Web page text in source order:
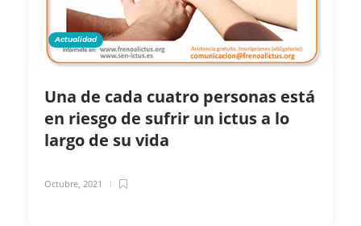
Actualidad
Una de cada cuatro personas está
en riesgo de sufrir un ictus a lo
largo de su vida
Octubre, 2021